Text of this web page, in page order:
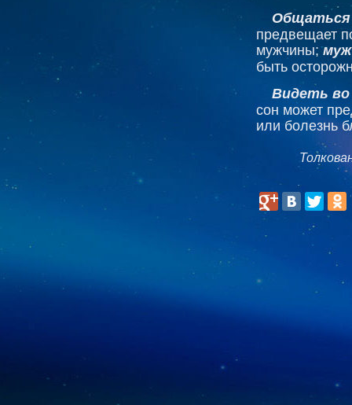
Общаться
предвещает
мужчины;
быть
Видеть во
сон может
или болезнь